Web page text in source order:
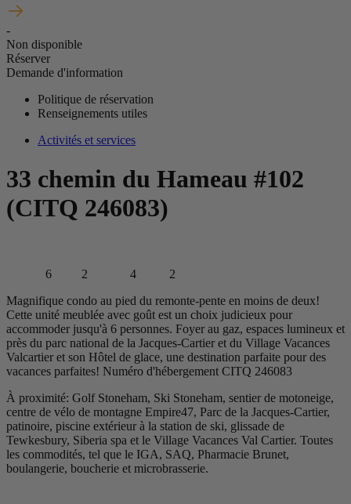
-
Non disponible
Réserver
Demande d'information
Politique de réservation
Renseignements utiles
Activités et services
33 chemin du Hameau #102
(CITQ 246083)
6 2 4
2
Magnifique condo au pied du remonte-pente en moins de deux!
Cette unité meublée avec goût est un choix judicieux pour
accommoder jusqu'à 6 personnes. Foyer au gaz, espaces lumineux et
près du parc national de la Jacques-Cartier et du Village Vacances
Valcartier et son Hôtel de glace, une destination parfaite pour des
vacances parfaites! Numéro d'hébergement CITQ 246083
À proximité: Golf Stoneham, Ski Stoneham, sentier de motoneige,
centre de vélo de montagne Empire47, Parc de la Jacques-Cartier,
patinoire, piscine extérieur à la station de ski, glissade de
Tewkesbury, Siberia spa et le Village Vacances Val Cartier. Toutes
les commodités, tel que le IGA, SAQ, Pharmacie Brunet,
boulangerie, boucherie et microbrasserie.